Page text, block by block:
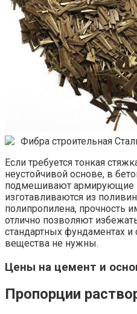
Фибра строительная
Если требуется тонкая
неустойчивой основе, в
подмешивают армирующие
изготавливаются из
полипропилена, прочность
отлично позволяют
стандартных фундаментах
вещества не нужны.
Цены на цемент и
Пропорции